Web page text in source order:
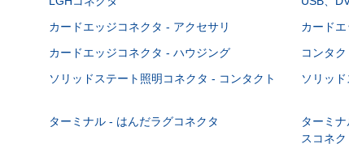
カードエッジコネクタ - アクセサリ
カード
カードエッジコネクタ - ハウジング
コンタ
ソリッドステート照明コネクタ - コンタクト
ソリッ
ターミナル - はんだラグコネクタ
ターミ
スコネ